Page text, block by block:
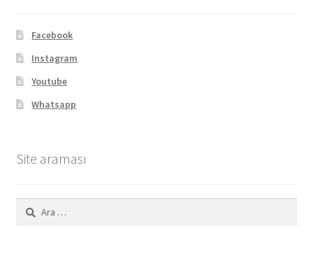
Facebook
Instagram
Youtube
Whatsapp
Site araması
Arama: